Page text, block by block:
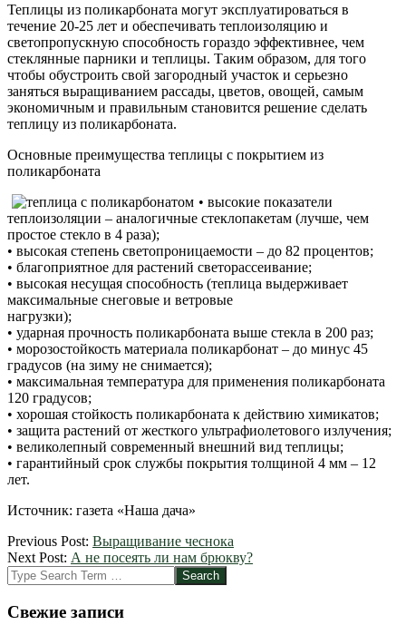
Теплицы из поликарбоната могут эксплуатироваться в
течение 20-25 лет и обеспечивать теплоизоляцию и
светопропускную способность гораздо эффективнее, чем
стеклянные парники и теплицы. Таким образом, для того
чтобы обустроить свой загородный участок и серьезно
заняться выращиванием рассады, цветов, овощей, самым
экономичным и правильным становится решение сделать
теплицу из поликарбоната.
Основные преимущества теплицы с покрытием из
поликарбоната
• высокие показатели
теплоизоляции – аналогичные стеклопакетам (лучше, чем
простое стекло в 4 раза);
• высокая степень светопроницаемости – до 82 процентов;
• благоприятное для растений светорассеивание;
• высокая несущая способность (теплица выдерживает
максимальные снеговые и ветровые
нагрузки);
• ударная прочность поликарбоната выше стекла в 200 раз;
• морозостойкость материала поликарбонат – до минус 45
градусов (на зиму не снимается);
• максимальная температура для применения поликарбоната
120 градусов;
• хорошая стойкость поликарбоната к действию химикатов;
• защита растений от жесткого ультрафиолетового излучения;
• великолепный современный внешний вид теплицы;
• гарантийный срок службы покрытия толщиной 4 мм – 12
лет.
Источник: газета «Наша дача»
2012-
03-
22
Previous Post: Выращивание чеснока
Next Post: А не посеять ли нам брюкву?
Search
Свежие записи